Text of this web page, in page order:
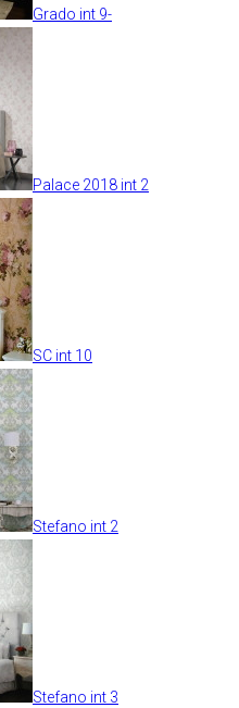
Grado int 9-
Palace 2018 int 2
SC int 10
Stefano int 2
Stefano int 3